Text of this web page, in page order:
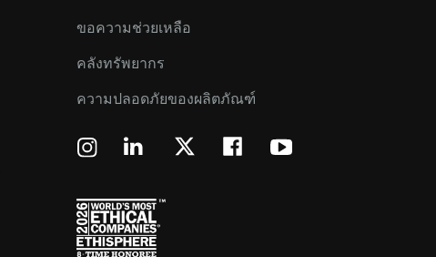
ขอความช่วยเหลือ
คลังทรัพยากร
ความปลอดภัยของผลิตภัณฑ์